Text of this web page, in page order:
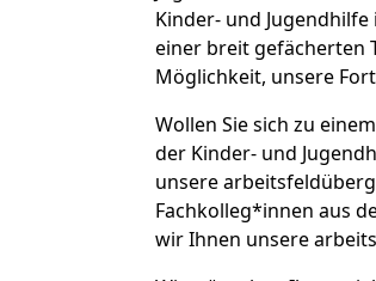
Kinder- und
einer breit gefächerten
Möglichkeit, unsere
Wollen Sie sich zu
der Kinder- und
unsere
Fachkolleg*innen aus
wir Ihnen unsere